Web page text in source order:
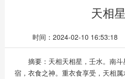
天相星
时间：2024-02-10
摘要：天相天相星，壬水。南
宿，衣食之神。重衣食享受，天相属